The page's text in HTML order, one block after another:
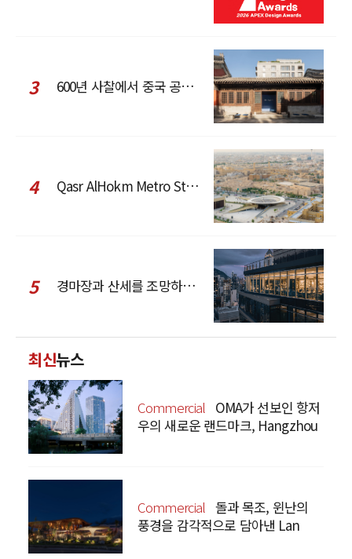
3 600년 사찰에서 중국 공예와 현대 패션을 직조한 ZARA x Fanglu Lin Pop-Up
4 Qasr AlHokm Metro Station, 구도심과 현대 공공 인프라의 접점을 제안하다
5 경마장과 산세를 조망하는 CCD Hong Kong Creative Center
최신뉴스
Commercial OMA가 선보인 항저
우의 새로운 랜드마크, Hangzhou
Commercial 돌과 목조, 윈난의
풍경을 감각적으로 담아낸 Lan